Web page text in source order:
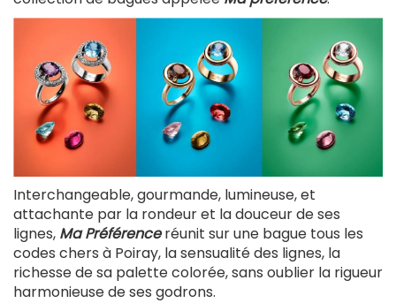
Interchangeable, gourmande, lumineuse, et
attachante par la rondeur et la douceur de ses
lignes, Ma Préférenceréunit sur une bague tous les
codes chers à Poiray, la sensualité des lignes, la
richesse de sa palette colorée, sans oublier la rigueur
harmonieuse de ses godrons.